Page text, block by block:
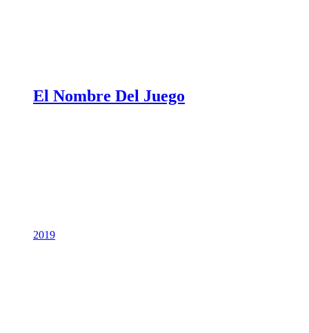
El Nombre Del Juego
2019